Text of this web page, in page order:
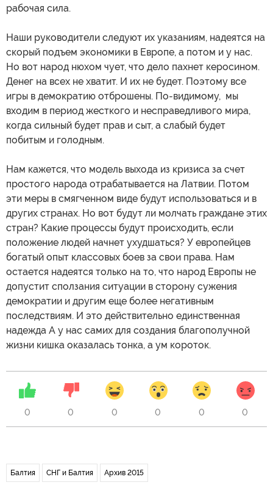
рабочая сила.
Наши руководители следуют их указаниям, надеятся на
скорый подъем экономики в Европе, а потом и у нас.
Но вот народ нюхом чует, что дело пахнет керосином.
Денег на всех не хватит. И их не будет. Поэтому все
игры в демократию отброшены. По-видимому, мы
входим в период жесткого и несправедливого мира,
когда сильный будет прав и сыт, а слабый будет
побитым и голодным.
Нам кажется, что модель выхода из кризиса за счет
простого народа отрабатывается на Латвии. Потом
эти меры в смягченном виде будут использоваться и в
других странах. Но вот будут ли молчать граждане этих
стран? Какие процессы будут происходить, если
положение людей начнет ухудшаться? У европейцев
богатый опыт классовых боев за свои права. Нам
остается надеятся только на то, что народ Европы не
допустит сползания ситуации в сторону сужения
демократии и другим еще более негативным
последствиям. И это действительно единственная
надежда А у нас самих для создания благополучной
жизни кишка оказалась тонка, а ум короток.
0 0 0 0 0 0
Балтия СНГ и Балтия Архив 2015